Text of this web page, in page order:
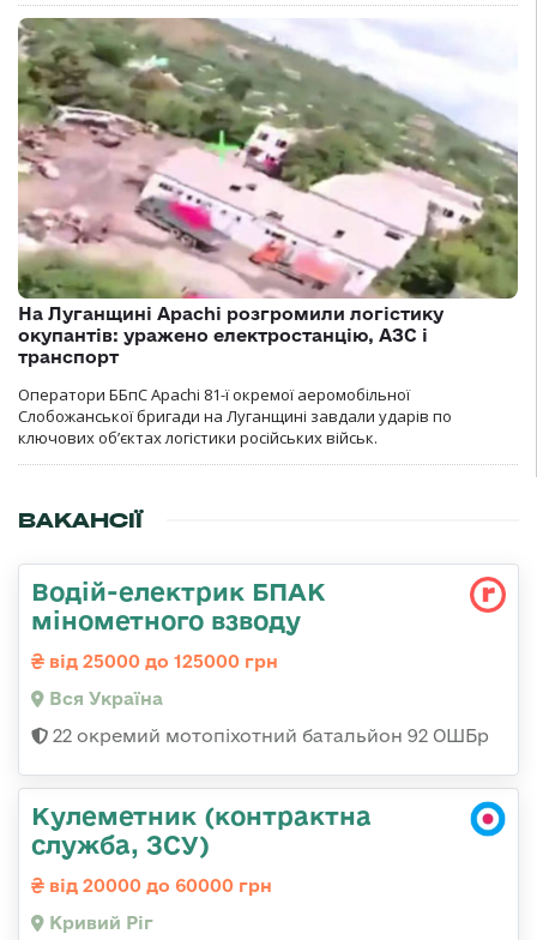
На Луганщині Apachi розгромили логістику
окупантів: уражено електростанцію, АЗС і
транспорт
Оператори ББпС Apachi 81-ї окремої аеромобільної
Слобожанської бригади на Луганщині завдали ударів по
ключових об’єктах логістики російських військ.
ВАКАНСІЇ
Водій-електрик БПАК
мінометного взводу
від 25000 до 125000 грн
Вся Україна
22 окремий мотопіхотний батальйон 92 ОШБр
Кулеметник (контрактна
служба, ЗСУ)
від 20000 до 60000 грн
Кривий Ріг